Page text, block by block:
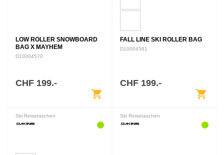
LOW ROLLER SNOWBOARD
BAG X MAYHEM
D10004570
CHF 199.-
shopping_cart
FALL LINE SKI ROLLER BAG
D10004581
CHF 199.-
shopping_cart
Ski Reisetaschen Ski Reisetaschen